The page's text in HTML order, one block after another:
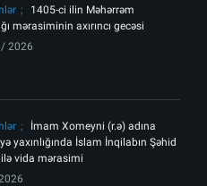
1405-ci ilin Məhərrəm
mərasiminin axırıncı gecəsi
2026
İmam Xomeyni (r.ə) adına
yaxınlığında İslam İnqilabın Şəhid
ilə vida mərasimi